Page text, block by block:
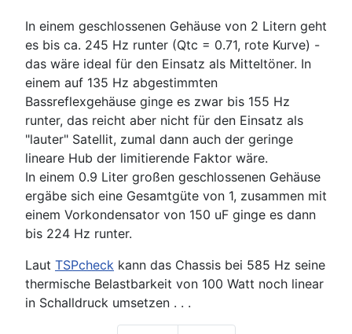
In einem geschlossenen Gehäuse von 2 Litern geht
es bis ca. 245 Hz runter (Qtc = 0.71, rote Kurve) -
das wäre ideal für den Einsatz als Mitteltöner. In
einem auf 135 Hz abgestimmten
Bassreflexgehäuse ginge es zwar bis 155 Hz
runter, das reicht aber nicht für den Einsatz als
"lauter" Satellit, zumal dann auch der geringe
lineare Hub der limitierende Faktor wäre.
In einem 0.9 Liter großen geschlossenen Gehäuse
ergäbe sich eine Gesamtgüte von 1, zusammen mit
einem Vorkondensator von 150 uF ginge es dann
bis 224 Hz runter.
Laut TSPcheck kann das Chassis bei 585 Hz seine
thermische Belastbarkeit von 100 Watt noch linear
in Schalldruck umsetzen . . .